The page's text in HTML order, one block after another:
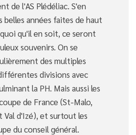
de l'AS Plédéliac. S'en
années faites de haut
qu'il en soit, ce seront
souvenirs. On se
des multiples
divisions avec
la PH. Mais aussi les
de France (St-Malo,
Val d'Izé), et surtout les
du conseil général.